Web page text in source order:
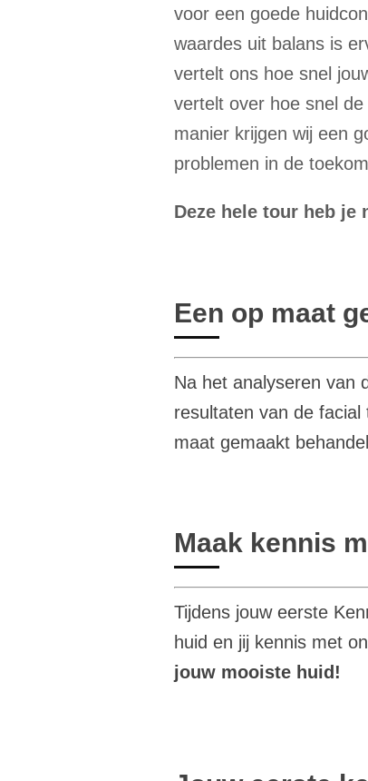
voor een goede
waardes uit balans is
vertelt ons hoe snel
vertelt over hoe snel
manier krijgen wij een
problemen in de
Deze hele tour heb je
Een op maat
Na het analyseren van
resultaten van de
maat gemaakt
Maak kennis
Tijdens jouw eerste
huid en jij kennis met
jouw mooiste huid!